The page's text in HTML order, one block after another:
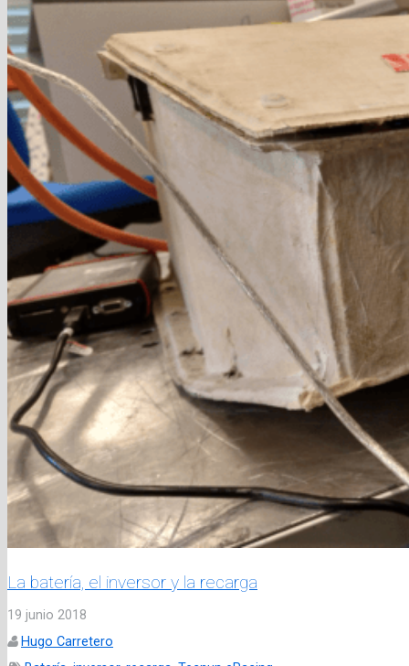
La batería, el inversor y la recarga
19 junio 2018
Hugo Carretero